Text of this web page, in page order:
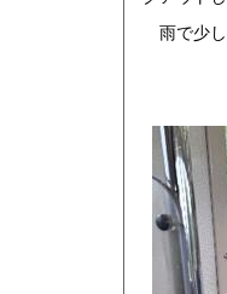
雨で少し